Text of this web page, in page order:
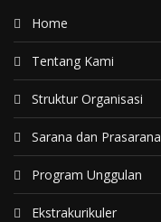
Home
Tentang Kami
Struktur Organisasi
Sarana dan Prasarana
Program Unggulan
Ekstrakurikuler